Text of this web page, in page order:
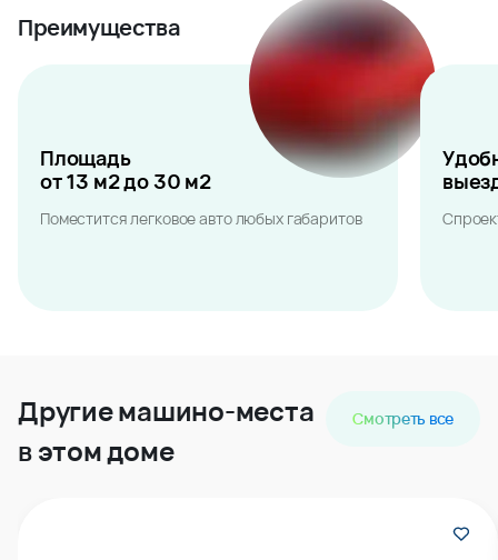
Преимущества
Площадь
от 13 м2 до 30 м2
Поместится легковое авто любых габаритов
Другие машино-места
в этом доме
Смотреть все